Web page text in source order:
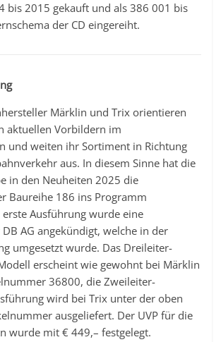
bis 2015 gekauft und als 386 001 bis
der CD eingereiht.
Märklin und Trix orientieren
aktuellen Vorbildern im
und weiten ihr Sortiment in Richtung
aus. In diesem Sinne hat die
in den Neuheiten 2025 die
Baureihe 186 ins Programm
Ausführung wurde eine
AG angekündigt, welche in der
umgesetzt wurde. Das Dreileiter-
erscheint wie gewohnt bei Märklin
36800, die Zweileiter-
wird bei Trix unter der oben
ausgeliefert. Der UVP für die
wurde mit € 449,– festgelegt.